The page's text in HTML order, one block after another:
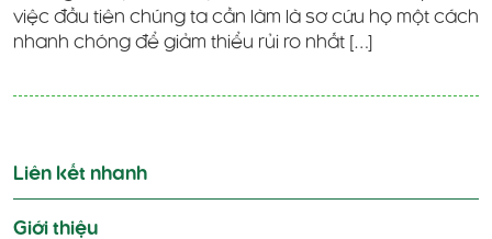
việc đầu tiên chúng ta cần làm là sơ cứu họ một cách
nhanh chóng để giảm thiểu rủi ro nhất […]
Liên kết nhanh
Giới thiệu